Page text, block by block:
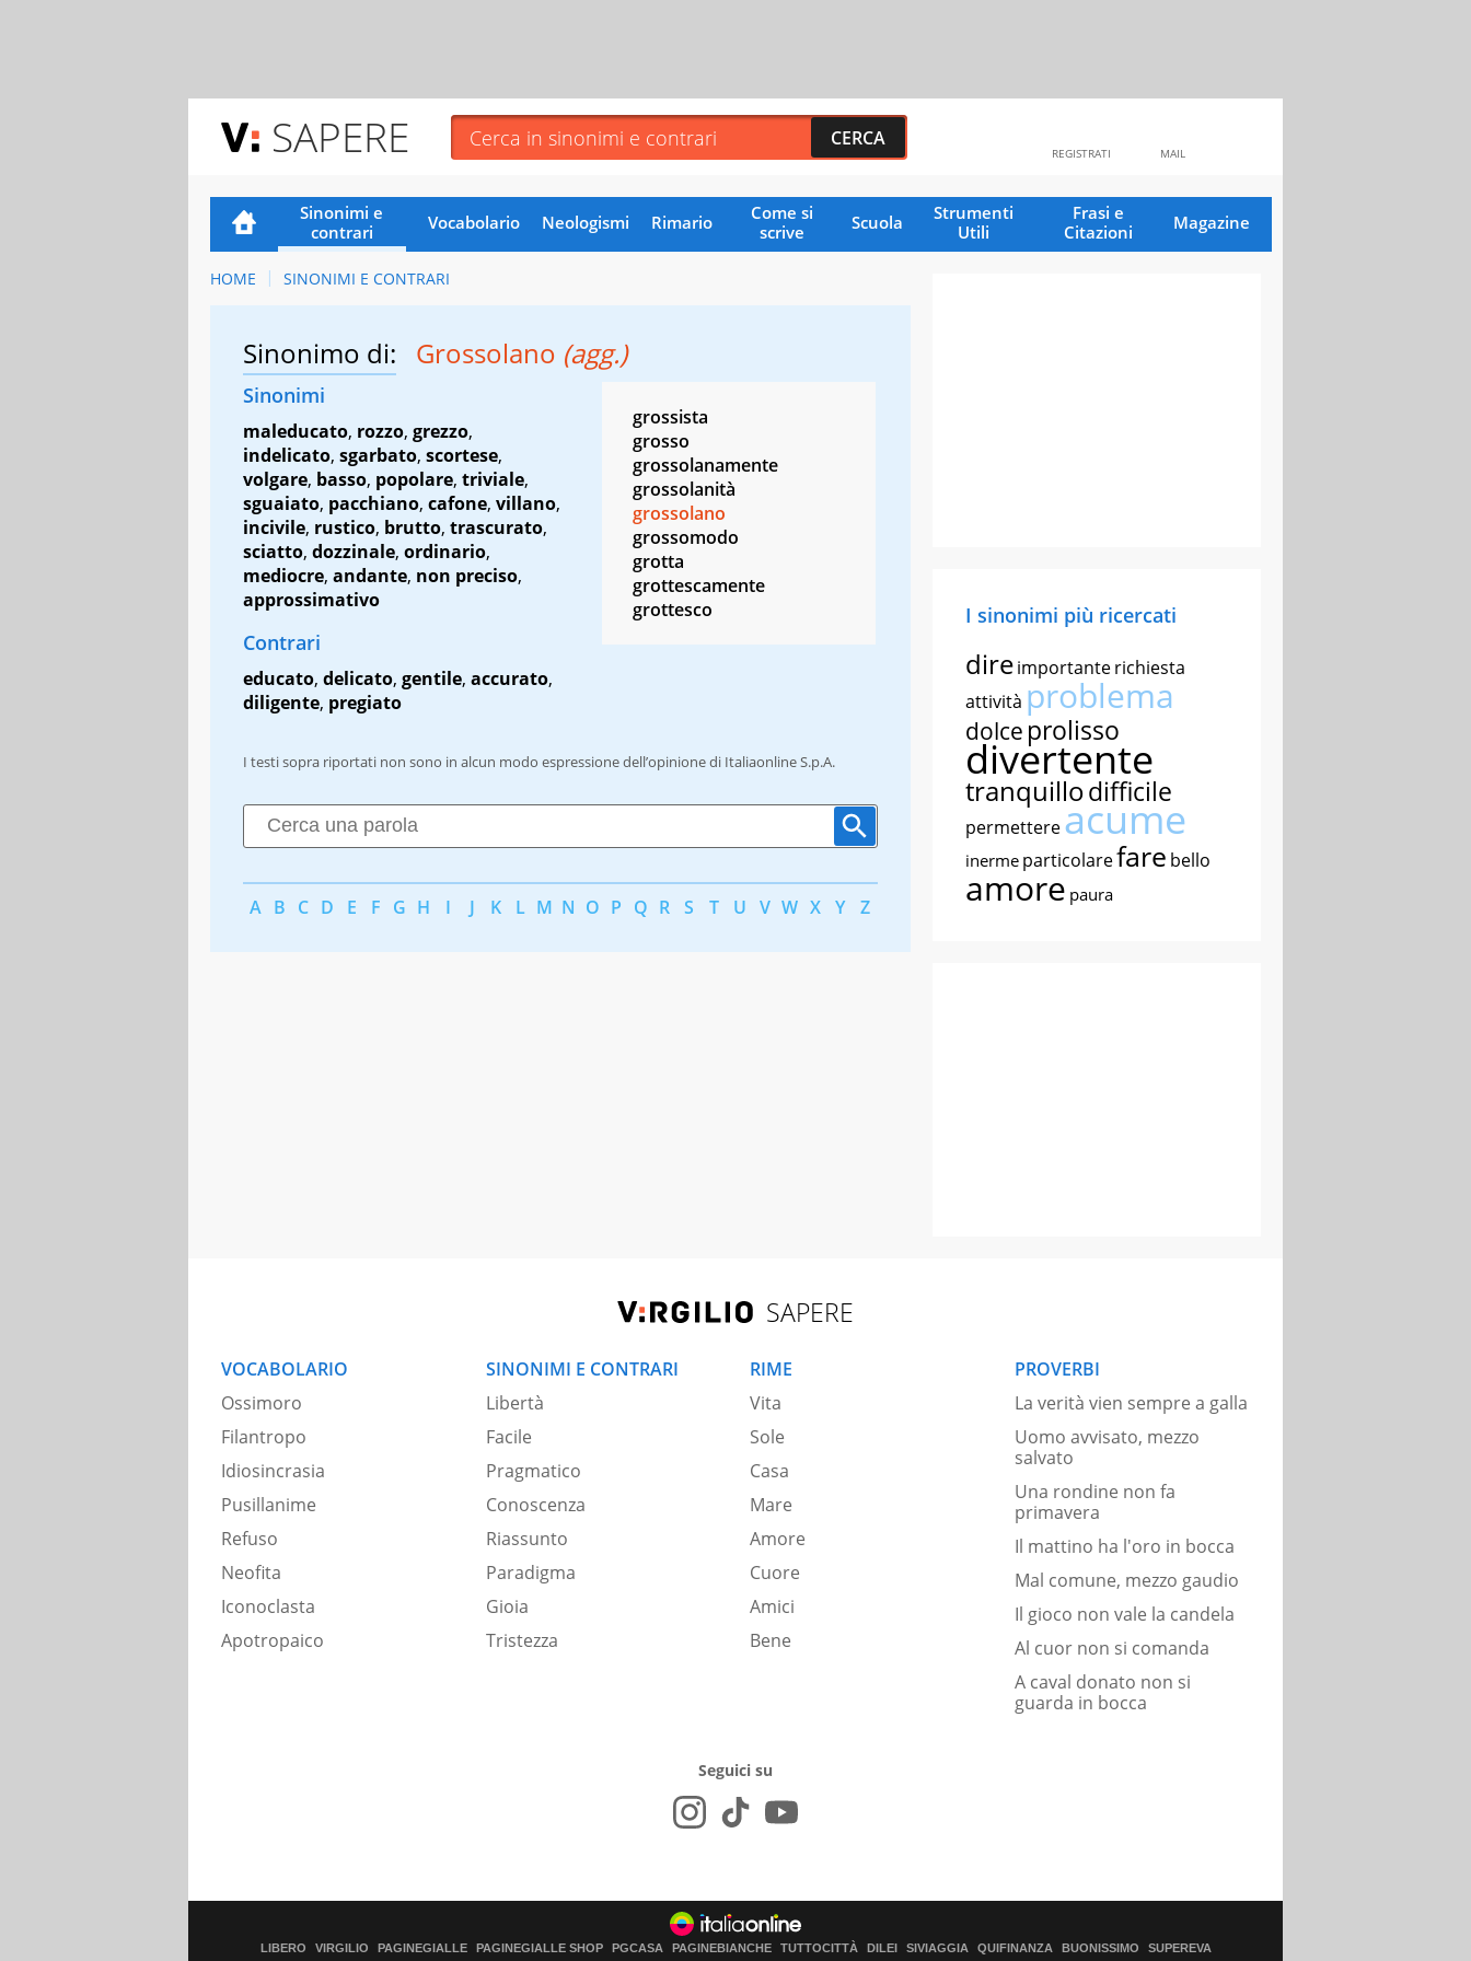
SAPERE MAIL
REGISTRATI
Sinonimi e
contrari
Vocabolario Neologismi Rimario
Come si
scrive
Scuola
Strumenti
Utili
Frasi e
Citazioni
Magazine
HOME SINONIMI E CONTRARI
Sinonimo di: Grossolano (agg.)
Sinonimi
maleducato, rozzo, grezzo,
indelicato, sgarbato, scortese,
volgare, basso, popolare, triviale,
sguaiato, pacchiano, cafone, villano,
incivile, rustico, brutto, trascurato,
sciatto, dozzinale, ordinario,
mediocre, andante, non preciso,
approssimativo
Contrari
educato, delicato, gentile, accurato,
diligente, pregiato
grossista
grosso
grossolanamente
grossolanità
grossolano
grossomodo
grotta
grottescamente
grottesco
I testi sopra riportati non sono in alcun modo espressione dell’opinione di Italiaonline S.p.A.
A B C D E F G H I J K L M N O P Q R S T U V W X Y Z
I sinonimi più ricercati
direimportanterichiesta
attività problema
dolce prolisso
divertente
tranquillodifficile
permettereacume
inerme particolarefare bello
amore paura
SAPERE
VOCABOLARIO
Ossimoro
Filantropo
Idiosincrasia
Pusillanime
Refuso
Neofita
Iconoclasta
Apotropaico
SINONIMI E CONTRARI
Libertà
Facile
Pragmatico
Conoscenza
Riassunto
Paradigma
Gioia
Tristezza
RIME
Vita
Sole
Casa
Mare
Amore
Cuore
Amici
Bene
PROVERBI
La verità vien sempre a galla
Uomo avvisato, mezzo
salvato
Una rondine non fa
primavera
Il mattino ha l'oro in bocca
Mal comune, mezzo gaudio
Il gioco non vale la candela
Al cuor non si comanda
A caval donato non si
guarda in bocca
Seguici su
LIBERO VIRGILIO PAGINEGIALLE PAGINEGIALLE SHOP PGCASA PAGINEBIANCHE TUTTOCITTÀ DILEI SIVIAGGIA QUIFINANZA BUONISSIMO SUPEREVA